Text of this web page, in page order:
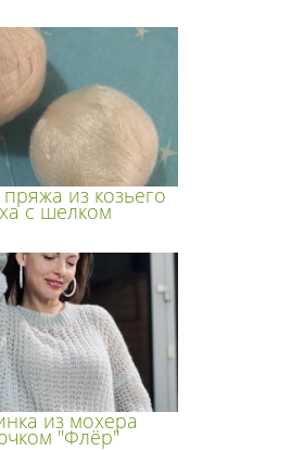
из козьего
с шелком
из мохера
"Флёр"